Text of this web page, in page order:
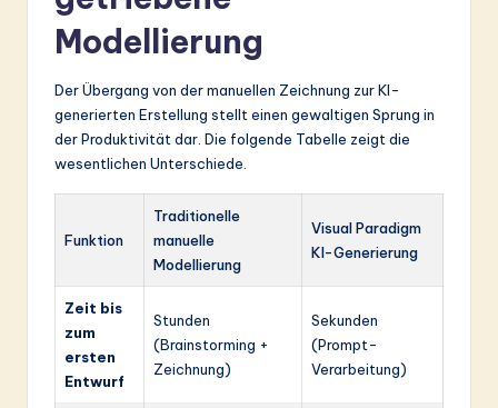
Modellierung
Der Übergang von der manuellen Zeichnung zur KI-
generierten Erstellung stellt einen gewaltigen Sprung in
der Produktivität dar. Die folgende Tabelle zeigt die
wesentlichen Unterschiede.
Funktion
Traditionelle
manuelle
Modellierung
Visual Paradigm
KI-Generierung
Zeit bis
zum
ersten
Entwurf
Stunden
(Brainstorming +
Zeichnung)
Sekunden
(Prompt-
Verarbeitung)